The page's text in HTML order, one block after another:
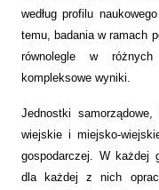
według profilu
temu, badania w ramach
równolegle w
kompleksowe wyniki.
Jednostki
wiejskie i miejsko-
gospodarczej. W każdej
dla każdej z nich